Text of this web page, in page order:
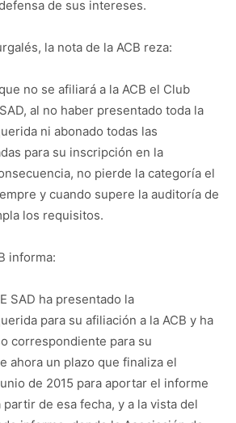
de sus intereses.
la nota de la ACB reza:
no se afiliará a la ACB el Club
al no haber presentado toda la
ni abonado todas las
para su inscripción en la
no pierde la categoría el
y cuando supere la auditoría de
los requisitos.
informa:
SAD ha presentado la
para su afiliación a la ACB y ha
correspondiente para su
ahora un plazo que finaliza el
de 2015 para aportar el informe
de esa fecha, y a la vista del